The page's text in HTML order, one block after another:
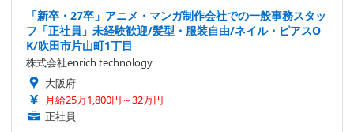
「新卒・27卒」アニメ・マンガ制作会社での一般事務スタッ
フ「正社員」未経験歓迎/髪型・服装自由/ネイル・ピアスO
K/吹田市片山町1丁目
株式会社enrich technology
大阪府
月給25万1,800円～32万円
正社員